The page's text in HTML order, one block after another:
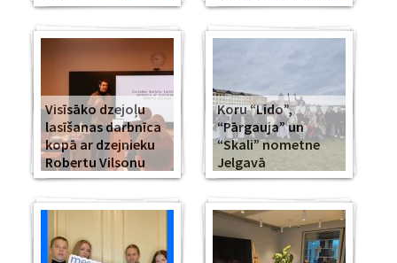
Visīsāko dzejoļu
lasīšanas darbnīca
kopā ar dzejnieku
Robertu Vilsonu
Koru “Lido”,
“Pārgauja” un
“Skali” nometne
Jelgavā